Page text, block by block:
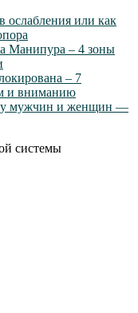
ослабления или как
Манипура – 4 зоны
– 7
и вниманию
у мужчин и женщин —
системы